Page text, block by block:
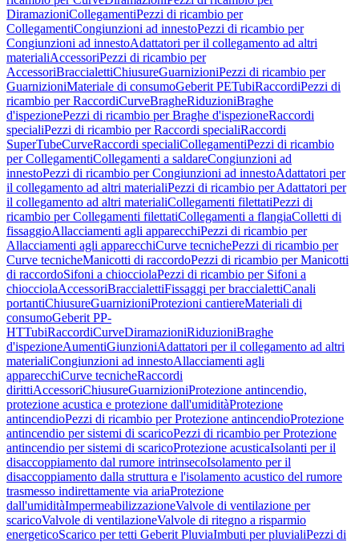
DiramazioniCollegamentiPezzi di ricambio per
CollegamentiCongiunzioni ad innestoPezzi di ricambio per
Congiunzioni ad innestoAdattatori per il collegamento ad altri
materialiAccessoriPezzi di ricambio per
AccessoriBraccialettiChiusureGuarnizioniPezzi di ricambio per
GuarnizioniMateriale di consumoGeberit PETubiRaccordiPezzi di
ricambio per RaccordiCurveBragheRiduzioniBraghe
d'ispezionePezzi di ricambio per Braghe d'ispezioneRaccordi
specialiPezzi di ricambio per Raccordi specialiRaccordi
SuperTubeCurveRaccordi specialiCollegamentiPezzi di ricambio
per CollegamentiCollegamenti a saldareCongiunzioni ad
innestoPezzi di ricambio per Congiunzioni ad innestoAdattatori per
il collegamento ad altri materialiPezzi di ricambio per Adattatori per
il collegamento ad altri materialiCollegamenti filettatiPezzi di
ricambio per Collegamenti filettatiCollegamenti a flangiaColletti di
fissaggioAllacciamenti agli apparecchiPezzi di ricambio per
Allacciamenti agli apparecchiCurve tecnichePezzi di ricambio per
Curve tecnicheManicotti di raccordoPezzi di ricambio per Manicotti
di raccordoSifoni a chiocciolaPezzi di ricambio per Sifoni a
chiocciolaAccessoriBraccialettiFissaggi per braccialettiCanali
portantiChiusureGuarnizioniProtezioni cantiereMateriali di
consumoGeberit PP-
HTTubiRaccordiCurveDiramazioniRiduzioniBraghe
d'ispezioneAumentiGiunzioniAdattatori per il collegamento ad altri
materialiCongiunzioni ad innestoAllacciamenti agli
apparecchiCurve tecnicheRaccordi
dirittiAccessoriChiusureGuarnizioniProtezione antincendio,
protezione acustica e protezione dall'umiditàProtezione
antincendioPezzi di ricambio per Protezione antincendioProtezione
antincendio per sistemi di scaricoPezzi di ricambio per Protezione
antincendio per sistemi di scaricoProtezione acusticaIsolanti per il
disaccoppiamento dal rumore intrinsecoIsolamento per il
disaccoppiamento dalla struttura e l'isolamento acustico del rumore
trasmesso indirettamente via ariaProtezione
dall'umiditàImpermeabilizzazioneValvole di ventilazione per
scaricoValvole di ventilazioneValvole di ritegno a risparmio
energeticoScarico per tetti Geberit PluviaImbuti per pluvialiPezzi di